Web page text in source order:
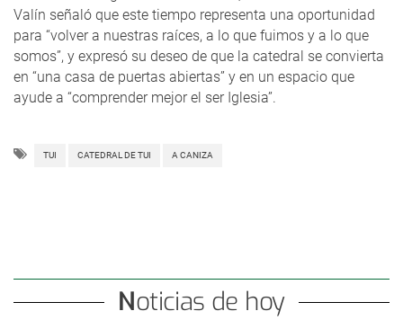
Valín señaló que este tiempo representa una oportunidad
para “volver a nuestras raíces, a lo que fuimos y a lo que
somos”, y expresó su deseo de que la catedral se convierta
en “una casa de puertas abiertas” y en un espacio que
ayude a “comprender mejor el ser Iglesia”.
TUI CATEDRAL DE TUI A CANIZA
Noticias de hoy